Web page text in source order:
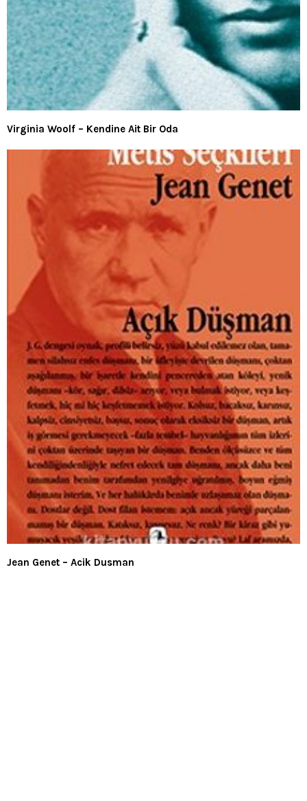
Virginia Woolf – Kendine Ait Bir Oda
Jean Genet – Acik Dusman